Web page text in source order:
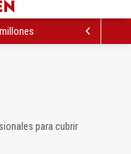
su inversión social en
para cubrir